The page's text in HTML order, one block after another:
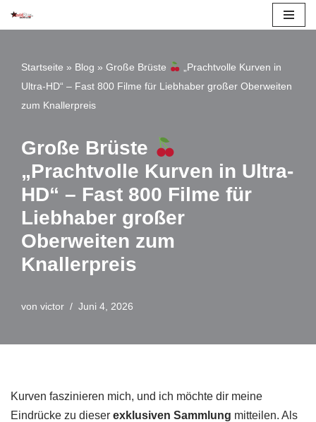
Startseite » Blog » Große Brüste
„Prachtvolle Kurven in
Ultra-HD“ – Fast 800 Filme für Liebhaber großer Oberweiten
zum Knallerpreis
Große Brüste
„Prachtvolle Kurven in Ultra-
HD“ – Fast 800 Filme für
Liebhaber großer
Oberweiten zum
Knallerpreis
von victor Juni 4, 2026
Kurven faszinieren mich, und ich möchte dir meine
Eindrücke zu dieser exklusiven Sammlung mitteilen. Als